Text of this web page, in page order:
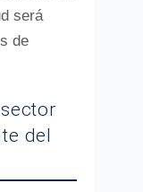
será
de
del